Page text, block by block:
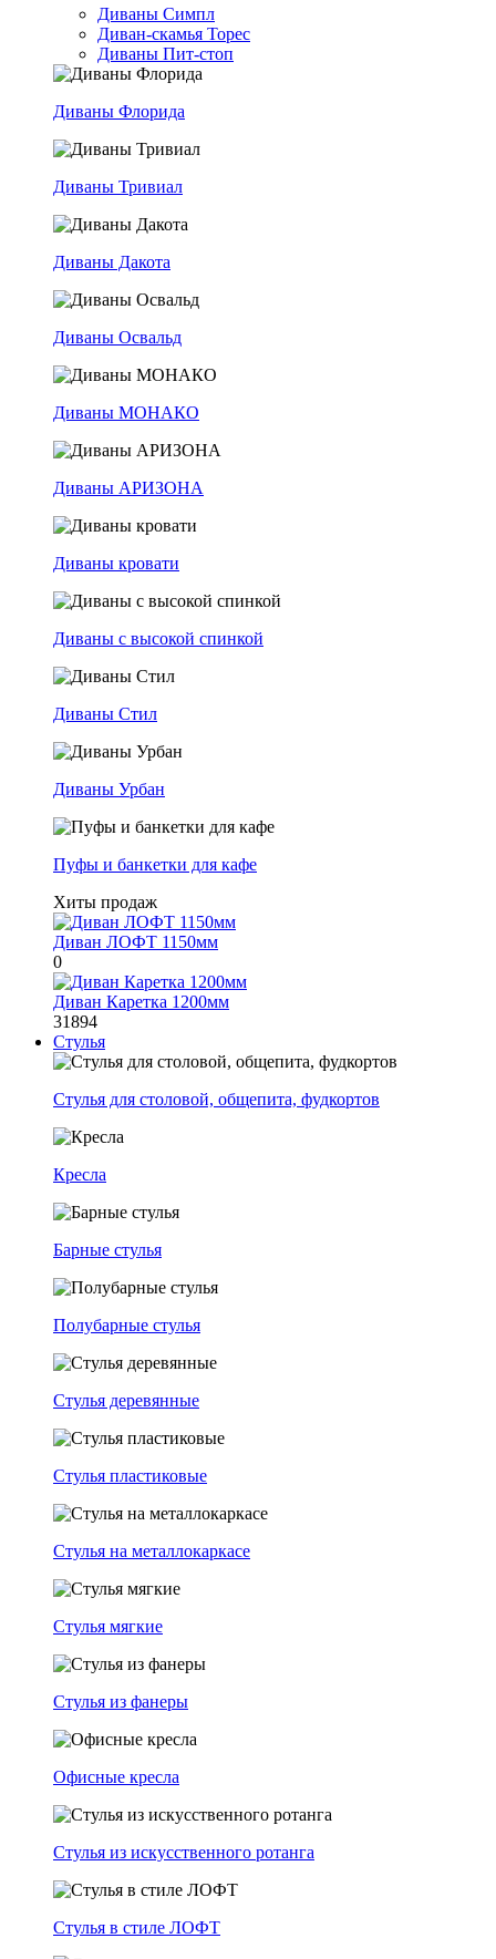
Диваны Симпл
Диван-скамья Торес
Диваны Пит-стоп
Диваны Флорида
Диваны Тривиал
Диваны Дакота
Диваны Освальд
Диваны МОНАКО
Диваны АРИЗОНА
Диваны кровати
Диваны с высокой спинкой
Диваны Стил
Диваны Урбан
Пуфы и банкетки для кафе
Хиты продаж
Диван ЛОФТ 1150мм
0
Диван Каретка 1200мм
31894
Стулья
Стулья для столовой, общепита, фудкортов
Кресла
Барные стулья
Полубарные стулья
Стулья деревянные
Стулья пластиковые
Стулья на металлокаркасе
Стулья мягкие
Стулья из фанеры
Офисные кресла
Стулья из искусственного ротанга
Стулья в стиле ЛОФТ